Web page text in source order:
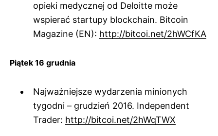
opieki medycznej od Deloitte może
wspierać startupy blockchain. Bitcoin
Magazine (EN): http://bitcoi.net/2hWCfKA
Piątek 16 grudnia
Najważniejsze wydarzenia minionych
tygodni – grudzień 2016. Independent
Trader: http://bitcoi.net/2hWqTWX